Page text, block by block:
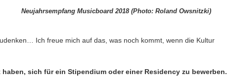
Neujahrsempfang Musicboard 2018 (Photo: Roland Owsnitzki)
Ich freue mich auf das, was noch kommt, wenn die Kultur
sich für ein Stipendium oder einer Residency zu bewerben.